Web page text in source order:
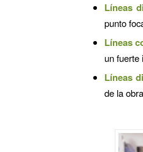
Líneas
punto
Líneas
un fuerte
Líneas
de la